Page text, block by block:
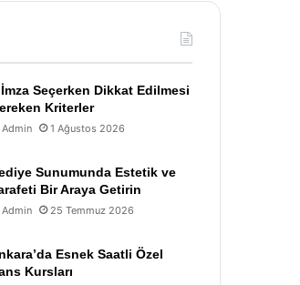
İmza Seçerken Dikkat Edilmesi
Kriterler
Admin 1 Ağustos 2026
Sunumunda Estetik ve
Bir Araya Getirin
Admin 25 Temmuz 2026
Esnek Saatli Özel
Kursları